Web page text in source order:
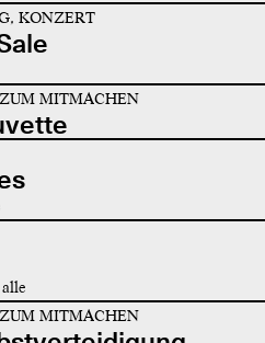
KONZERT
MITMACHEN
MITMACHEN